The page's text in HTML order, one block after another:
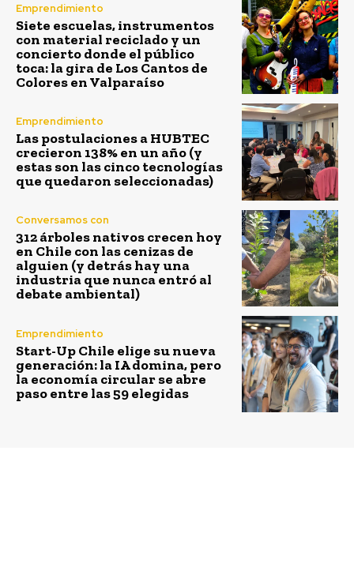
Emprendimiento
Siete escuelas, instrumentos
con material reciclado y un
concierto donde el público
toca: la gira de Los Cantos de
Colores en Valparaíso
Emprendimiento
Las postulaciones a HUBTEC
crecieron 138% en un año (y
estas son las cinco tecnologías
que quedaron seleccionadas)
Conversamos con
312 árboles nativos crecen hoy
en Chile con las cenizas de
alguien (y detrás hay una
industria que nunca entró al
debate ambiental)
Emprendimiento
Start-Up Chile elige su nueva
generación: la IA domina, pero
la economía circular se abre
paso entre las 59 elegidas